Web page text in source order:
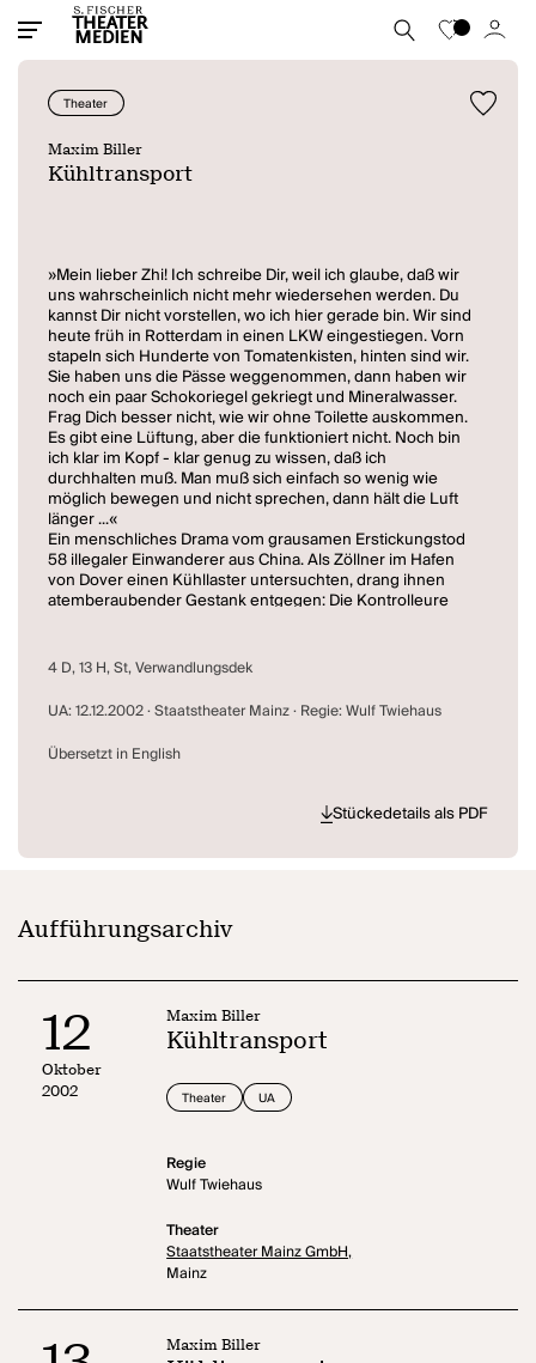
Theater
Maxim Biller
Kühltransport
»Mein lieber Zhi! Ich schreibe Dir, weil ich glaube, daß wir
uns wahrscheinlich nicht mehr wiedersehen werden. Du
kannst Dir nicht vorstellen, wo ich hier gerade bin. Wir sind
heute früh in Rotterdam in einen LKW eingestiegen. Vorn
stapeln sich Hunderte von Tomatenkisten, hinten sind wir.
Sie haben uns die Pässe weggenommen, dann haben wir
noch ein paar Schokoriegel gekriegt und Mineralwasser.
Frag Dich besser nicht, wie wir ohne Toilette auskommen.
Es gibt eine Lüftung, aber die funktioniert nicht. Noch bin
ich klar im Kopf - klar genug zu wissen, daß ich
durchhalten muß. Man muß sich einfach so wenig wie
möglich bewegen und nicht sprechen, dann hält die Luft
länger ...«
Ein menschliches Drama vom grausamen Erstickungstod
58 illegaler Einwanderer aus China. Als Zöllner im Hafen
von Dover einen Kühllaster untersuchten, drang ihnen
atemberaubender Gestank entgegen: Die Kontrolleure
dem Weg in eine vermeintlich bessere Welt. Maxim Biller
erzählt in seinem Theaterstück von den letzten Stunden
dieser Menschen, von ihren Träumen und Hoffnungen,
von ihrem qualvollen Tod auf dem Weg in eine bessere
Welt.
4 D, 13 H, St, Verwandlungsdek
UA: 12.12.2002 · Staatstheater Mainz · Regie: Wulf Twiehaus
Übersetzt in English
Stückedetails als PDF
Aufführungsarchiv
12
Oktober
2002
Maxim Biller
Kühltransport
Theater UA
Regie
Wulf Twiehaus
Theater
Staatstheater Mainz GmbH,
Mainz
Maxim Biller